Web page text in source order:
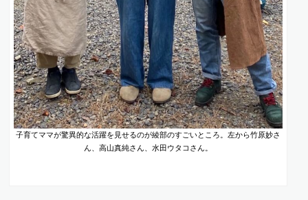
子育てママが驚異的な活躍を見せるのが綾部のすごいところ。左から竹原妙さ
ん、高山真純さん、水田ウタコさん。